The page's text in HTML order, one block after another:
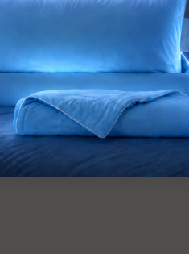
Kissen, um das Risiko
für Dein Baby, damit es